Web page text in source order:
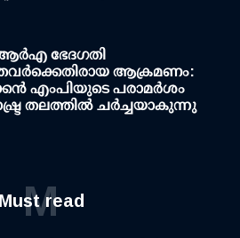
ഭേദഗതി
ആക്രമണം:
എംപിയുടെ പരാമർശം
തലത്തിൽ ചർച്ചയാകുന്നു
Must read
M